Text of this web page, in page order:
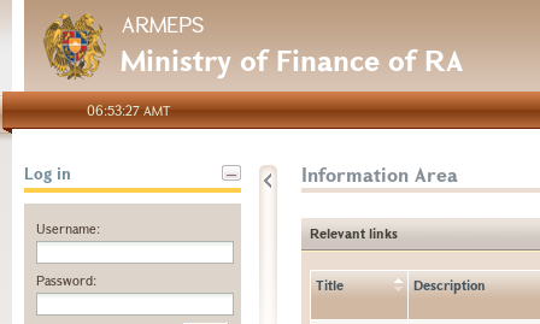
ARMEPS
Ministry of Finance of RA
06:53:27 AMT
Log in
Username:
Password:
Information Area
Relevant links
Title Description